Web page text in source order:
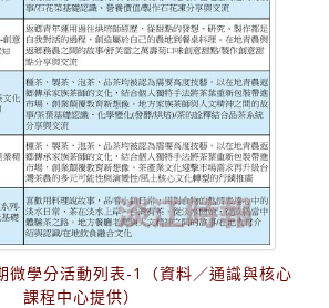
微學分活動列表-1（資料／通識與核心
課程中心提供）